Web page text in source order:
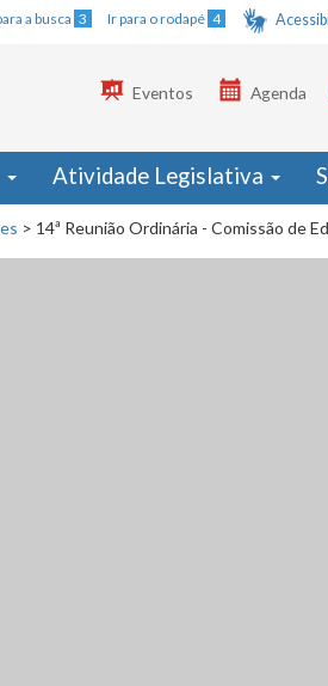
a busca 3 Ir para o rodapé 4
Eventos Agenda
Atividade Legislativa
> 14ª Reunião Ordinária - Comissão de